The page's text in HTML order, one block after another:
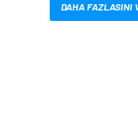
DAHA FAZLASINI